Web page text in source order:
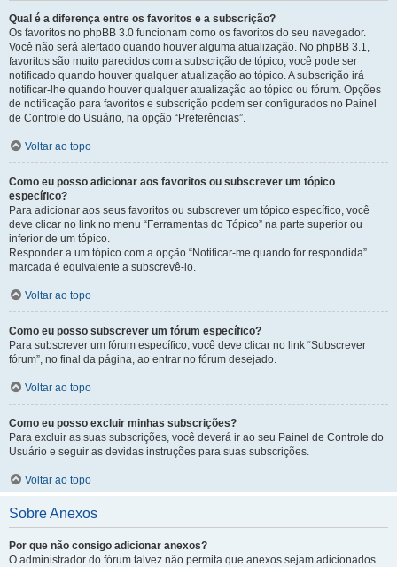
Qual é a diferença entre os favoritos e a subscrição?
Os favoritos no phpBB 3.0 funcionam como os favoritos do seu navegador.
Você não será alertado quando houver alguma atualização. No phpBB 3.1,
favoritos são muito parecidos com a subscrição de tópico, você pode ser
notificado quando houver qualquer atualização ao tópico. A subscrição irá
notificar-lhe quando houver qualquer atualização ao tópico ou fórum. Opções
de notificação para favoritos e subscrição podem ser configurados no Painel
de Controle do Usuário, na opção “Preferências”.
Voltar ao topo
Como eu posso adicionar aos favoritos ou subscrever um tópico
específico?
Para adicionar aos seus favoritos ou subscrever um tópico específico, você
deve clicar no link no menu “Ferramentas do Tópico” na parte superior ou
inferior de um tópico.
Responder a um tópico com a opção “Notificar-me quando for respondida”
marcada é equivalente a subscrevê-lo.
Voltar ao topo
Como eu posso subscrever um fórum específico?
Para subscrever um fórum específico, você deve clicar no link “Subscrever
fórum”, no final da página, ao entrar no fórum desejado.
Voltar ao topo
Como eu posso excluir minhas subscrições?
Para excluir as suas subscrições, você deverá ir ao seu Painel de Controle do
Usuário e seguir as devidas instruções para suas subscrições.
Voltar ao topo
Sobre Anexos
Por que não consigo adicionar anexos?
O administrador do fórum talvez não permita que anexos sejam adicionados